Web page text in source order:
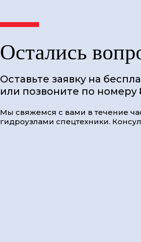
Остались
Оставьте заявку на
или позвоните по номеру
Мы свяжемся с вами в течение
гидроузлами спецтехники.